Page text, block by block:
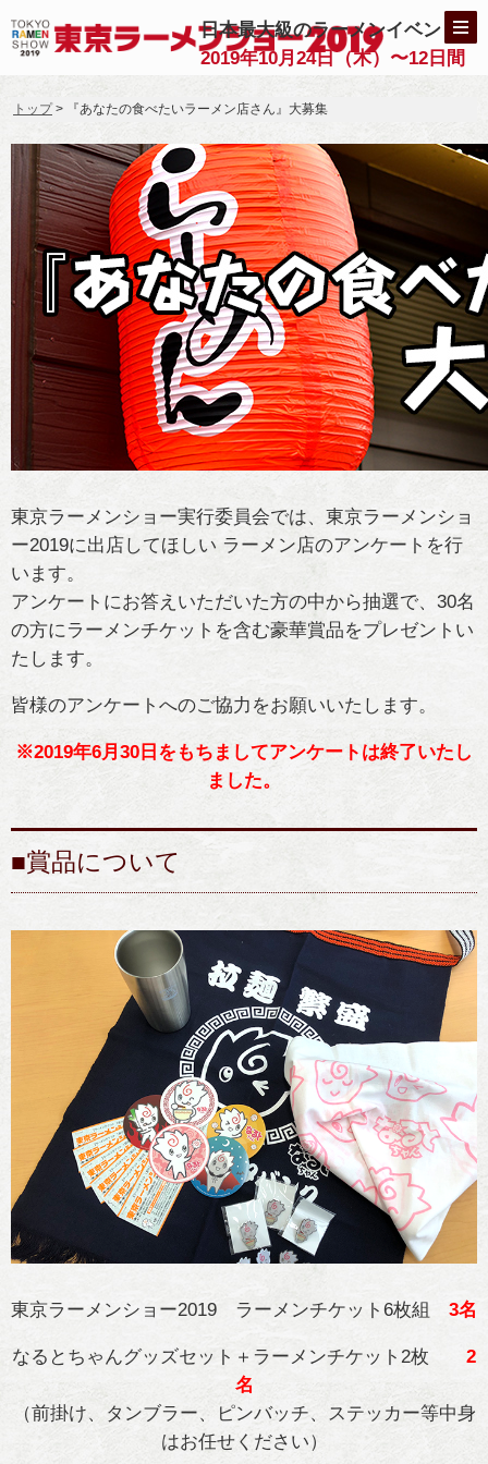
日本最大級のラーメンイベント
2019年10月24日（木）〜12日間
トップ> 『あなたの食べたいラーメン店さん』大募集
東京ラーメンショー実行委員会では、東京ラーメンショ
ー2019に出店してほしい ラーメン店のアンケートを行
います。
アンケートにお答えいただいた方の中から抽選で、30名
の方にラーメンチケットを含む豪華賞品をプレゼントい
たします。
皆様のアンケートへのご協力をお願いいたします。
※2019年6月30日をもちましてアンケートは終了いたし
ました。
■賞品について
東京ラーメンショー2019 ラーメンチケット6枚組 3名
なるとちゃんグッズセット＋ラーメンチケット2枚 2
名
（前掛け、タンブラー、ピンバッチ、ステッカー等中身
はお任せください）